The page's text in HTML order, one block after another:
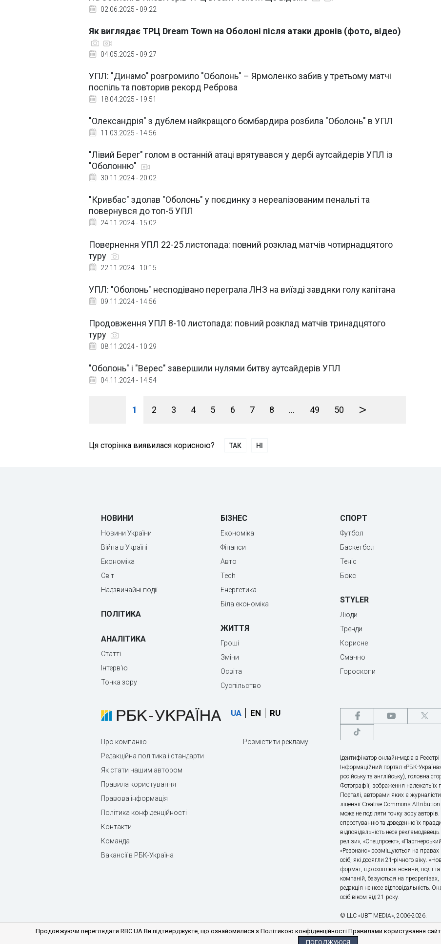
02.06.2025 - 09:22
Як виглядає ТРЦ Dream Town на Оболоні після атаки дронів (фото, відео)
04.05.2025 - 09:27
УПЛ: "Динамо" розгромило "Оболонь" – Ярмоленко забив у третьому матчі
поспіль та повторив рекорд Реброва
18.04.2025 - 19:51
"Олександрія" з дублем найкращого бомбардира розбила "Оболонь" в УПЛ
11.03.2025 - 14:56
"Лівий Берег" голом в останній атаці врятувався у дербі аутсайдерів УПЛ із
"Оболонню"
30.11.2024 - 20:02
"Кривбас" здолав "Оболонь" у поєдинку з нереалізованим пенальті та
повернувся до топ-5 УПЛ
24.11.2024 - 15:02
Повернення УПЛ 22-25 листопада: повний розклад матчів чотирнадцятого
туру
22.11.2024 - 10:15
УПЛ: "Оболонь" несподівано переграла ЛНЗ на виїзді завдяки голу капітана
09.11.2024 - 14:56
Продовження УПЛ 8-10 листопада: повний розклад матчів тринадцятого
туру
08.11.2024 - 10:29
"Оболонь" і "Верес" завершили нулями битву аутсайдерів УПЛ
04.11.2024 - 14:54
1 2 3 4 5 6 7 8 ... 49 50 >
Ця сторінка виявилася корисною? ТАК НІ
НОВИНИ
Новини України
Війна в Україні
Економіка
Світ
Надзвичайні події
ПОЛІТИКА
АНАЛІТИКА
Статті
Інтерв'ю
Точка зору
БІЗНЕС
Економіка
Фінанси
Авто
Tech
Енергетика
Біла економіка
ЖИТТЯ
Гроші
Зміни
Освіта
Суспільство
СПОРТ
Футбол
Баскетбол
Теніс
Бокс
STYLER
Люди
Тренди
Корисне
Смачно
Гороскопи
UA EN RU
Про компанію
Редакційна політика і стандарти
Як стати нашим автором
Правила користування
Правова інформація
Політика конфіденційності
Контакти
Команда
Вакансії в РБК-Україна
Розмістити рекламу
Ідентифікатор онлайн-медіа в
Інформаційний портал «РБК-
російську та англійську), головна
Фотографії, зображення належать
Порталі, авторами яких є
ліцензії Creative Commons
може не поділяти точку зору
спростуванню та доведенню їх
відповідальність несе
релізи», «Спецпроект»,
«Резонанс» розміщуються на
осіб, які досягли 21-річного віку.
формат, що охоплює новини, події
компаній, базуються на пресрелізах,
редакція не несе відповідальність.
осіб віком від 21 року.
© LLC «UBT MEDIA», 2006-2026.
Продовжуючи переглядати RBC.UA Ви підтверджуєте, що ознайомилися з Політикою конфіденційності Правилами користування
ПОГОДЖУЮСЯ